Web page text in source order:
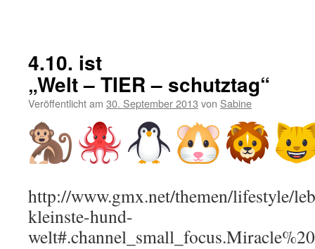
4.10. ist
„Welt – TIER – schutztag“
Veröffentlicht am 30. September 2013 von Sabine
http://www.gmx.net/themen/lifestyle/
kleinste-hund-